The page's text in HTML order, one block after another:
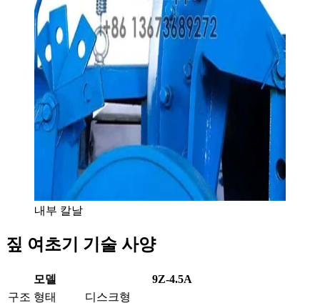
내부 칼날
짚 여초기 기술 사양
모델
9Z-4.5A
구조 형태
디스크형